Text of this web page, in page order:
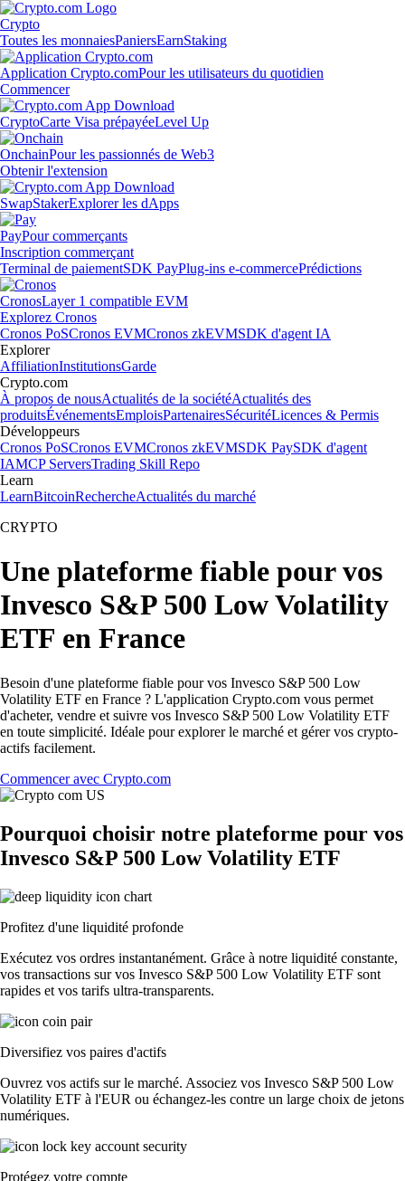
Crypto
Toutes les monnaiesPaniersEarnStaking
Application Crypto.comPour les utilisateurs du quotidien
Commencer
CryptoCarte Visa prépayéeLevel Up
OnchainPour les passionnés de Web3
Obtenir l'extension
SwapStakerExplorer les dApps
PayPour commerçants
Inscription commerçant
Terminal de paiementSDK PayPlug-ins e-commercePrédictions
CronosLayer 1 compatible EVM
Explorez Cronos
Cronos PoSCronos EVMCronos zkEVMSDK d'agent IA
Explorer
AffiliationInstitutionsGarde
Crypto.com
À propos de nousActualités de la sociétéActualités des
produitsÉvénementsEmploisPartenairesSécuritéLicences & Permis
Développeurs
Cronos PoSCronos EVMCronos zkEVMSDK PaySDK d'agent
IAMCP ServersTrading Skill Repo
Learn
LearnBitcoinRechercheActualités du marché
CRYPTO
Une plateforme fiable pour vos
Invesco S&P 500 Low Volatility
ETF en France
Besoin d'une plateforme fiable pour vos Invesco S&P 500 Low
Volatility ETF en France ? L'application Crypto.com vous permet
d'acheter, vendre et suivre vos Invesco S&P 500 Low Volatility ETF
en toute simplicité. Idéale pour explorer le marché et gérer vos crypto-
actifs facilement.
Commencer avec Crypto.com
Pourquoi choisir notre plateforme pour vos
Invesco S&P 500 Low Volatility ETF
Profitez d'une liquidité profonde
Exécutez vos ordres instantanément. Grâce à notre liquidité constante,
vos transactions sur vos Invesco S&P 500 Low Volatility ETF sont
rapides et vos tarifs ultra-transparents.
Diversifiez vos paires d'actifs
Ouvrez vos actifs sur le marché. Associez vos Invesco S&P 500 Low
Volatility ETF à l'EUR ou échangez-les contre un large choix de jetons
numériques.
Protégez votre compte